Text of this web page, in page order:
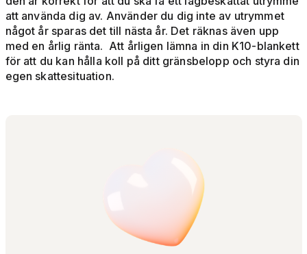
att använda dig av. Använder du dig inte av utrymmet
något år sparas det till nästa år. Det räknas även upp
med en årlig ränta. Att årligen lämna in din K10-blankett
för att du kan hålla koll på ditt gränsbelopp och styra din
egen skattesituation.